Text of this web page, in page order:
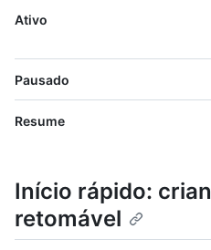
Ativo
Pausado
Resume
Início rápido:
retomável